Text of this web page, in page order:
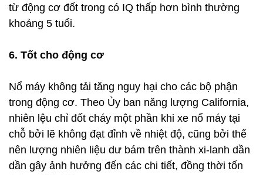
từ động cơ đốt trong có IQ thấp hơn bình thường
khoảng 5 tuổi.
6. Tốt cho động cơ
Nổ máy không tải tăng nguy hại cho các bộ phận
trong động cơ. Theo Ủy ban năng lượng California,
nhiên lệu chỉ đốt cháy một phần khi xe nổ máy tại
chỗ bởi lẽ không đạt đỉnh về nhiệt độ, cũng bởi thế
nên lượng nhiên liệu dư bám trên thành xi-lanh dần
dần gây ảnh hưởng đến các chi tiết, đồng thời tốn